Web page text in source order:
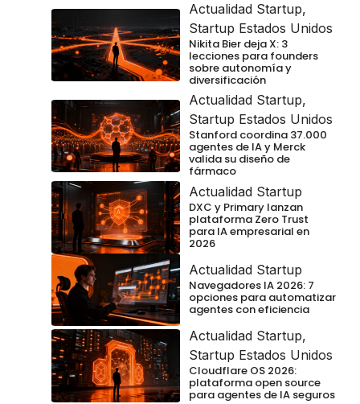
Actualidad Startup,
Startup Estados Unidos
Nikita Bier deja X: 3
lecciones para founders
sobre autonomía y
diversificación
Actualidad Startup,
Startup Estados Unidos
Stanford coordina 37.000
agentes de IA y Merck
valida su diseño de
fármaco
Actualidad Startup
DXC y Primary lanzan
plataforma Zero Trust
para IA empresarial en
2026
Actualidad Startup
Navegadores IA 2026: 7
opciones para automatizar
agentes con eficiencia
Actualidad Startup,
Startup Estados Unidos
Cloudflare OS 2026:
plataforma open source
para agentes de IA seguros